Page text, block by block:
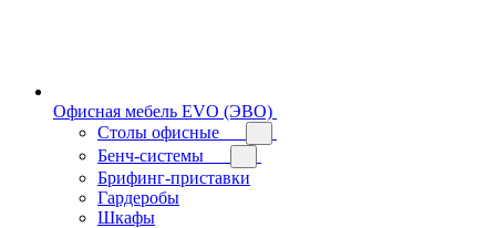
Офисная мебель EVO (ЭВО)
Cтолы офисные
Бенч-системы
Брифинг-приставки
Гардеробы
Шкафы